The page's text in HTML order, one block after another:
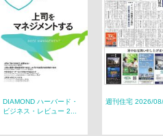
DIAMOND ハーバード・
ビジネス・レビュー 2...
週刊住宅 2026/